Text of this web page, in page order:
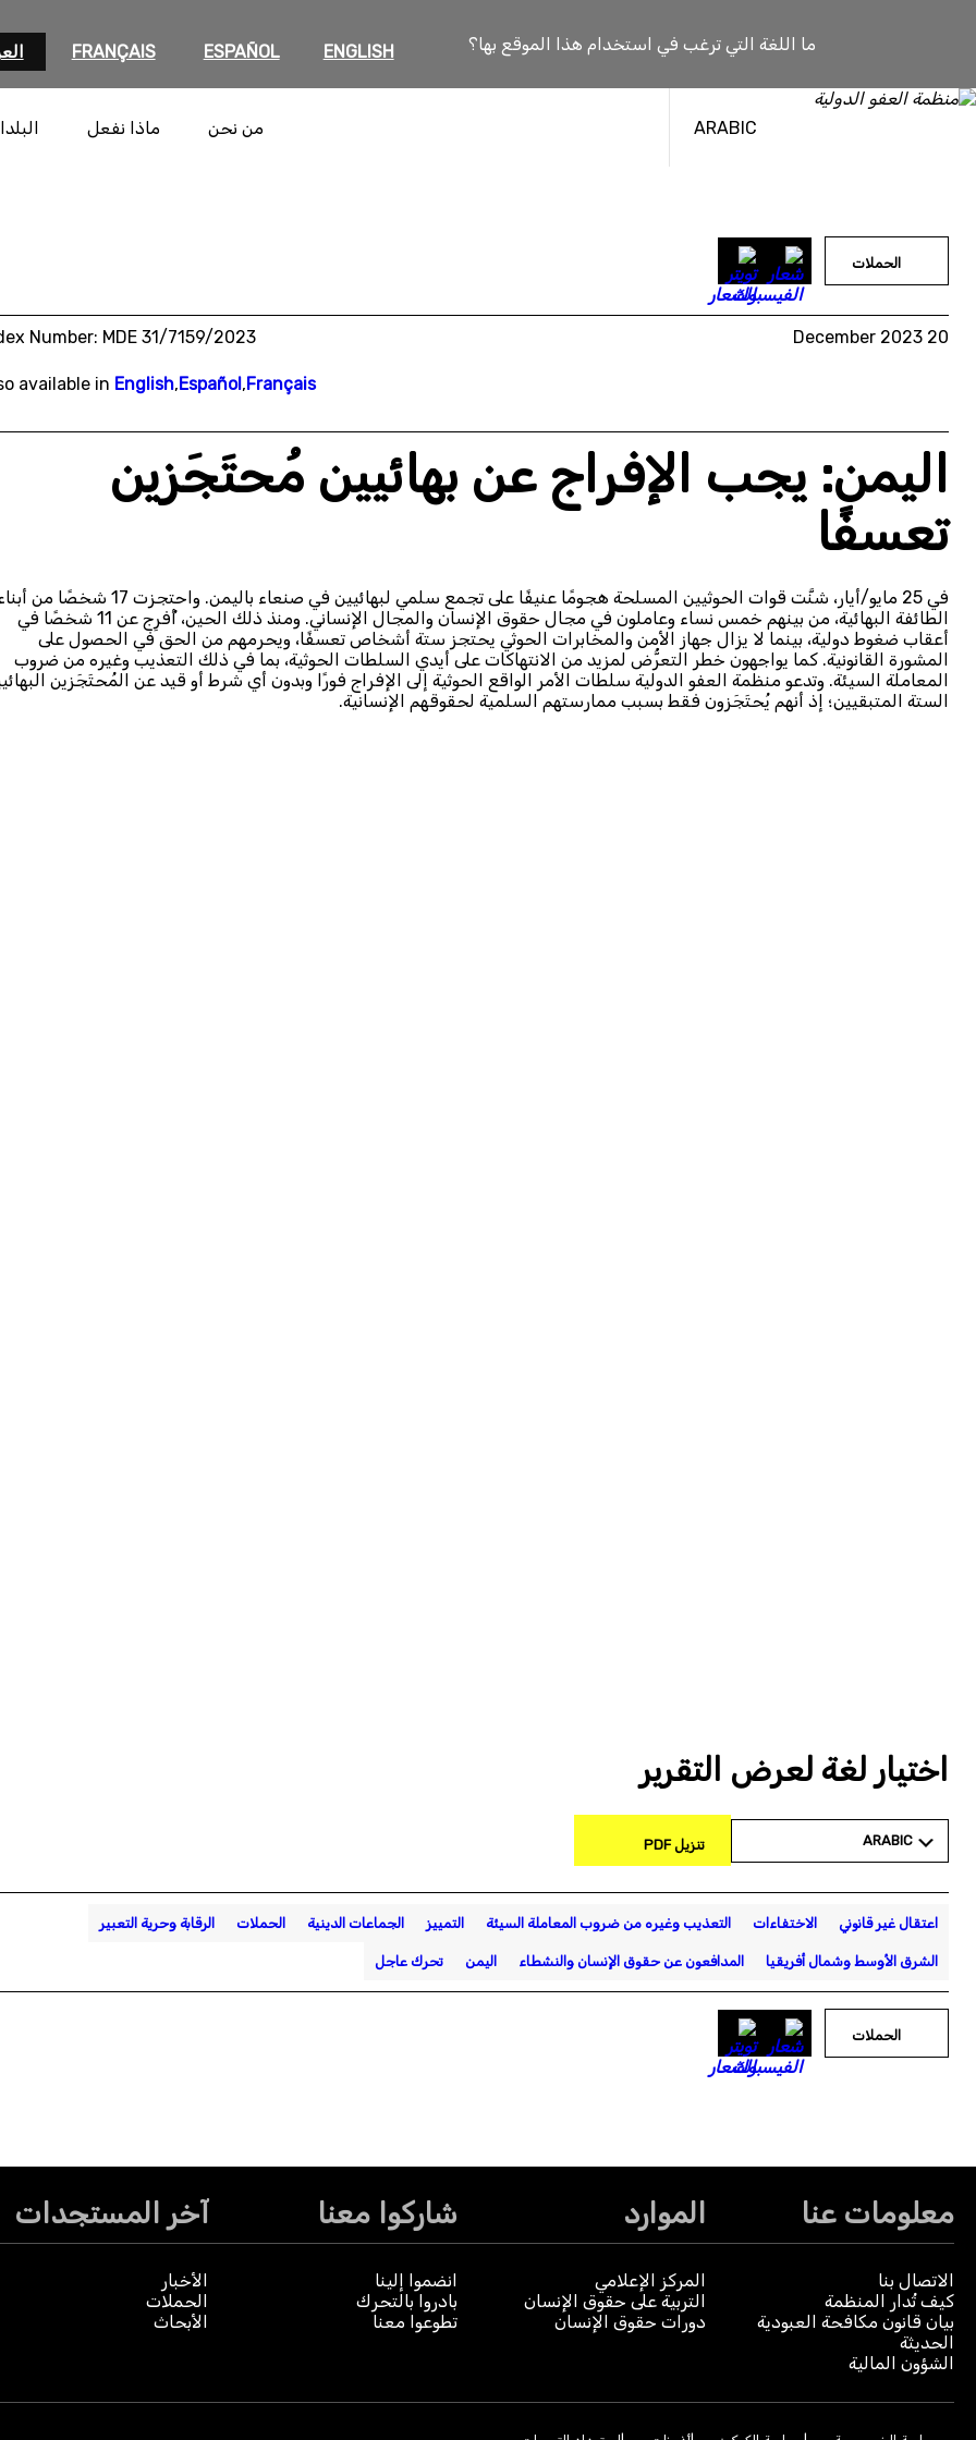
ما اللغة التي ترغب في استخدام هذا الموقع بها؟ ENGLISH
ESPAÑOL
FRANÇAIS
ARABIC من نحن ماذا نفعل
الحملات
20 December 2023
Number: MDE 31/7159/2023
available in English,Español,Français
اليمن: يجب الإفراج عن بهائيين مُحتَجَزين
تعسفًا
في 25 مايو/أيار، شنَّت قوات الحوثيين المسلحة هجومًا عنيفًا على تجمع سلمي لبهائيين في صنعاء باليمن. واحتجزت 17 شخصًا من
الطائفة البهائية، من بينهم خمس نساء وعاملون في مجال حقوق الإنسان والمجال الإنساني. ومنذ ذلك الحين، أُفرِج عن 11 شخصًا في
أعقاب ضغوط دولية، بينما لا يزال جهاز الأمن والمخابرات الحوثي يحتجز ستة أشخاص تعسفًا، ويحرمهم من الحق في الحصول على
المشورة القانونية. كما يواجهون خطر التعرُّض لمزيد من الانتهاكات على أيدي السلطات الحوثية، بما في ذلك التعذيب وغيره من ضروب
المعاملة السيئة. وتدعو منظمة العفو الدولية سلطات الأمر الواقع الحوثية إلى الإفراج فورًا وبدون أي شرط أو قيد عن المُحتَجَزين
الستة المتبقيين؛ إذ أنهم يُحتَجَزون فقط بسبب ممارستهم السلمية لحقوقهم الإنسانية.
اختيار لغة لعرض التقرير
ARABIC تنزيل PDF
اعتقال غير قانوني الاختفاءات التعذيب وغيره من ضروب المعاملة السيئة التمييز الجماعات الدينية الحملات الرقابة وحرية التعبير
الشرق الأوسط وشمال أفريقيا المدافعون عن حقوق الإنسان والنشطاء اليمن تحرك عاجل
الحملات
معلومات عنا
الاتصال بنا
كيف تُدار المنظمة
بيان قانون مكافحة العبودية
الحديثة
الشؤون المالية
الموارد
المركز الإعلامي
التربية على حقوق الإنسان
دورات حقوق الإنسان
شاركوا معنا
انضموا إلينا
بادروا بالتحرك
تطوعوا معنا
آخر المستجدات
الأخبار
الحملات
الأبحاث